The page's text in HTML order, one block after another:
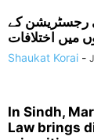
رجسٹریشن کے
میں اختلافات
Shaukat Korai -
In Sindh,
Law brings